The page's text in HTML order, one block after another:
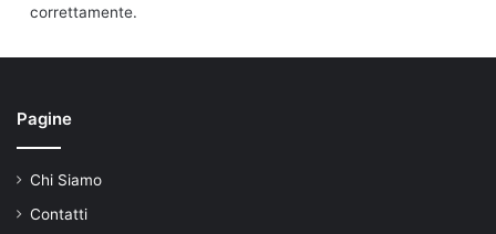
correttamente.
Pagine
Chi Siamo
Contatti